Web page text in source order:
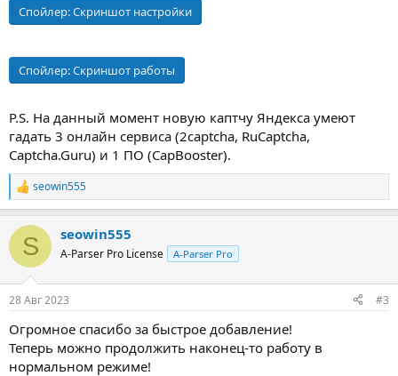
Спойлер:Скриншот настройки
Спойлер:Скриншот работы
P.S. На данный момент новую каптчу Яндекса умеют
гадать 3 онлайн сервиса (2captcha, RuCaptcha,
Captcha.Guru) и 1 ПО (CapBooster).
Р
е
к
и
seowin555
S seowin555
A-Parser Pro License A-Parser Pro
28 Авг 2023 #3
Огромное спасибо за быстрое добавление!
Теперь можно продолжить наконец-то работу в
нормальном режиме!